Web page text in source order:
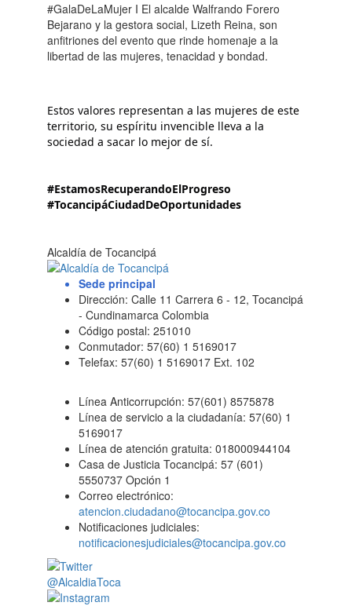
#GalaDeLaMujer I El alcalde Walfrando Forero
Bejarano y la gestora social, Lizeth Reina, son
anfitriones del evento que rinde homenaje a la
libertad de las mujeres, tenacidad y bondad.
Estos valores representan a las mujeres de este
territorio, su espíritu invencible lleva a la
sociedad a sacar lo mejor de sí.
#EstamosRecuperandoElProgreso
#TocancipáCiudadDeOportunidades
Alcaldía de Tocancipá
Sede principal
Dirección: Calle 11 Carrera 6 - 12, Tocancipá
- Cundinamarca Colombia
Código postal: 251010
Conmutador: 57(60) 1 5169017
Telefax: 57(60) 1 5169017 Ext. 102
Línea Anticorrupción: 57(601) 8575878
Línea de servicio a la ciudadanía: 57(60) 1
5169017
Línea de atención gratuita: 018000944104
Casa de Justicia Tocancipá: 57 (601)
5550737 Opción 1
Correo electrónico:
atencion.ciudadano@tocancipa.gov.co
Notificaciones judiciales:
notificacionesjudiciales@tocancipa.gov.co
@AlcaldiaToca